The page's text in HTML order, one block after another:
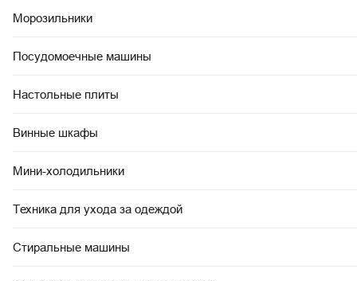
Морозильники
Посудомоечные машины
Настольные плиты
Винные шкафы
Мини-холодильники
Техника для ухода за одеждой
Стиральные машины